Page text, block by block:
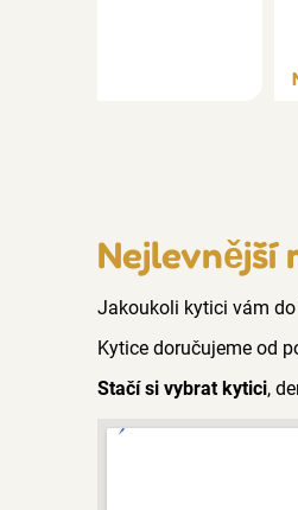
Nejlevnější
Jakoukoli kytici vám
Kytice doručujeme od
Stačí si vybrat kytici,